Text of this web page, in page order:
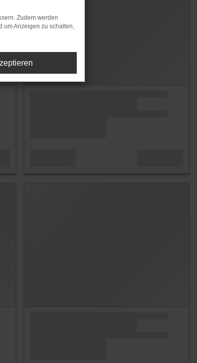
Zudem werden
um Anzeigen zu schalten,